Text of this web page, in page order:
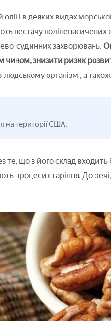
і в деяких видах
нестачу
судинних захворювань.
знизити ризик
організмі, а
на території США.
те, що в його склад входить
процеси старіння. До